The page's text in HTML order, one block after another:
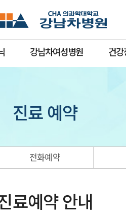
강남차여성병원 건
진료 예약
전화예약
료예약 안내